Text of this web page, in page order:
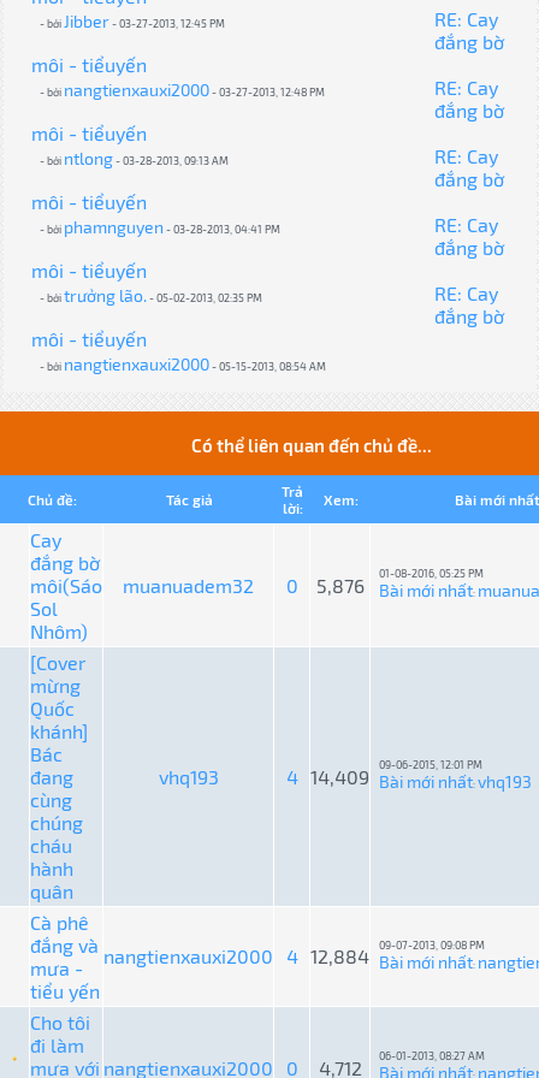
- bởi Jibber- 03-27-2013, 12:45 PM
RE: Cay
đắng bờ
môi - tiểuyến
- bởi nangtienxauxi2000- 03-27-2013, 12:48 PM
RE: Cay
đắng bờ
môi - tiểuyến
- bởi ntlong- 03-28-2013, 09:13 AM
RE: Cay
đắng bờ
môi - tiểuyến
- bởi phamnguyen - 03-28-2013, 04:41 PM
RE: Cay
đắng bờ
môi - tiểuyến
- bởitrưởng lão.- 05-02-2013, 02:35 PM
RE: Cay
đắng bờ
môi - tiểuyến
- bởi nangtienxauxi2000- 05-15-2013, 08:54 AM
Có thể liên quan đến chủ đề...
Chủ đề: Tác giả
Trả
lời:
Xem: Bài mới nhất
Cay
đắng bờ
môi(Sáo
Sol
Nhôm)
muanuadem32 0 5,876
01-08-2016, 05:25 PM
Bài mới nhất:
[Cover
mừng
Quốc
khánh]
Bác
đang
cùng
chúng
cháu
hành
quân
vhq193 4 14,409
09-06-2015, 12:01 PM
Bài mới nhất:vhq193
Cà phê
đắng và
mưa -
tiểu yến
nangtienxauxi2000 4 12,884 09-07-2013, 09:08 PM
Bài mới nhất:
Cho tôi
đi làm
mưa với nangtienxauxi2000 0 4,712
06-01-2013, 08:27 AM
Bài mới nhất